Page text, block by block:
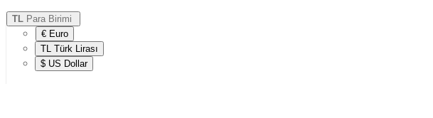
TL Para Birimi
€ Euro
TL Türk Lirası
$ US Dollar